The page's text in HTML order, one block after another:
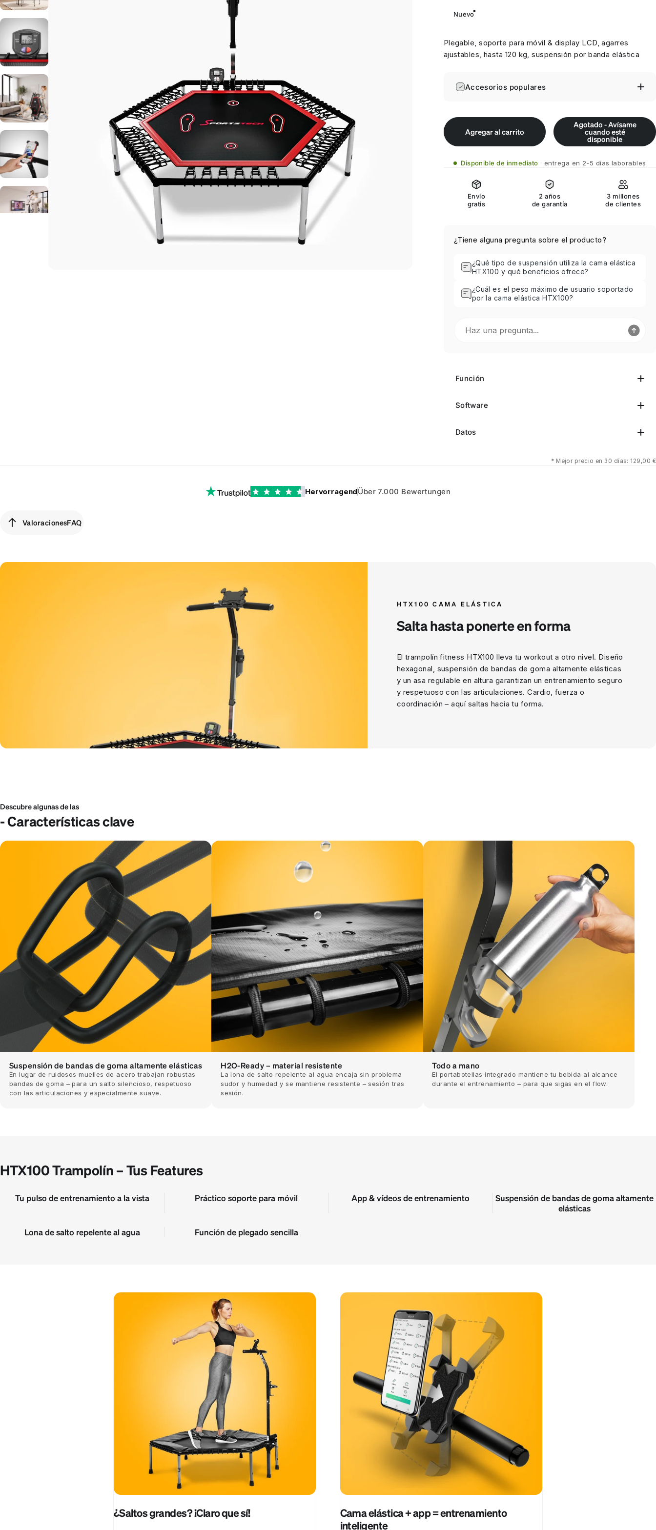
Nuevo
Plegable, soporte para móvil & display LCD, agarres
ajustables, hasta 120 kg, suspensión por banda elástica
Accesorios populares
Agregar al carrito
Agotado - Avísame
cuando esté
disponible
Disponible de inmediato entrega en 2-5 días laborables
Envío
gratis
2 años
de garantía
3 millones
de clientes
¿Tiene alguna pregunta sobre el producto?
¿Qué tipo de suspensión utiliza la cama elástica
HTX100 y qué beneficios ofrece?
¿Cuál es el peso máximo de usuario soportado
por la cama elástica HTX100?
Función
Software
Datos
* Mejor precio en 30 días: 129,00 €
HervorragendÜber 7.000 Bewertungen
ValoracionesFAQ
HTX100 CAMA ELÁSTICA
Salta hasta ponerte en forma
El trampolín fitness HTX100 lleva tu workout a otro nivel. Diseño
hexagonal, suspensión de bandas de goma altamente elásticas
y un asa regulable en altura garantizan un entrenamiento seguro
y respetuoso con las articulaciones. Cardio, fuerza o
coordinación – aquí saltas hacia tu forma.
Descubre algunas de las
- Características clave
Suspensión de bandas de goma altamente elásticas
En lugar de ruidosos muelles de acero trabajan robustas
bandas de goma – para un salto silencioso, respetuoso
con las articulaciones y especialmente suave.
H2O-Ready – material resistente
La lona de salto repelente al agua encaja sin problema
sudor y humedad y se mantiene resistente – sesión tras
sesión.
Todo a mano
El portabotellas integrado mantiene tu bebida al alcance
durante el entrenamiento – para que sigas en el flow.
HTX100 Trampolín – Tus Features
Tu pulso de entrenamiento a la vista Práctico soporte para móvil App & vídeos de entrenamiento
Suspensión de bandas de goma altamente
elásticas
Lona de salto repelente al agua Función de plegado sencilla
¿Saltos grandes? ¡Claro que sí!
Cama elástica + app = entrenamiento
inteligente